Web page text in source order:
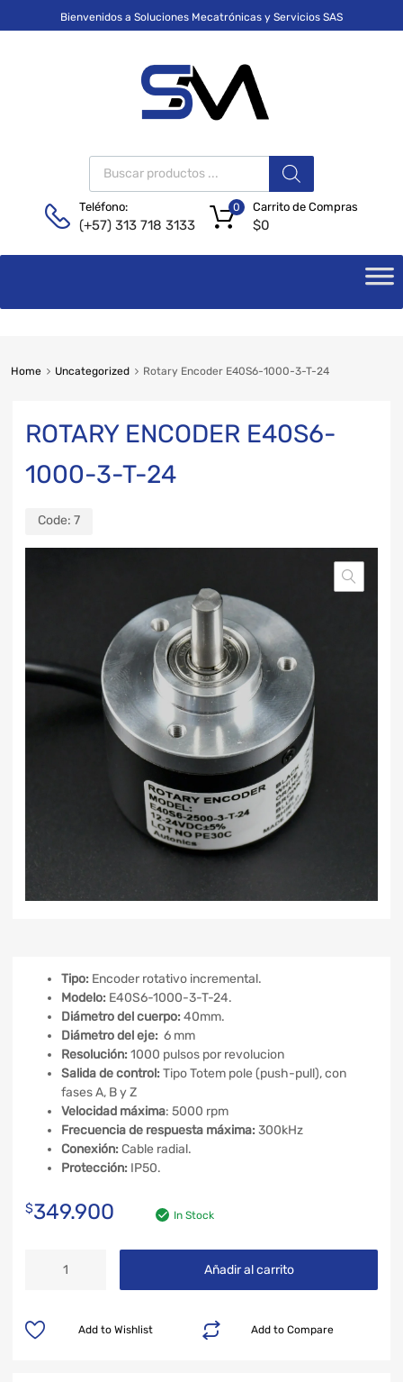
Bienvenidos a Soluciones Mecatrónicas y Servicios SAS
Teléfono:
(+57) 313 718 3133
Carrito de Compras
$0
0
Home Uncategorized Rotary Encoder E40S6-1000-3-T-24
ROTARY ENCODER E40S6-
1000-3-T-24
Code: 7
Tipo: Encoder rotativo incremental.
Modelo: E40S6-1000-3-T-24.
Diámetro del cuerpo: 40mm.
Diámetro del eje: 6 mm
Resolución: 1000 pulsos por revolucion
Salida de control: Tipo Totem pole (push-pull), con
fases A, B y Z
Velocidad máxima: 5000 rpm
Frecuencia de respuesta máxima: 300kHz
Conexión: Cable radial.
Protección: IP50.
$349.900 In Stock
Añadir al carrito
Add to Compare
Add to Wishlist